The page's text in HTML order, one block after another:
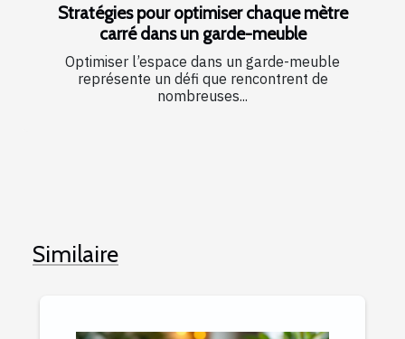
Stratégies pour optimiser chaque mètre
carré dans un garde-meuble
Optimiser l’espace dans un garde-meuble
représente un défi que rencontrent de
nombreuses...
Similaire